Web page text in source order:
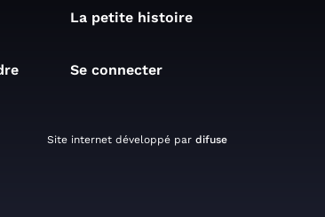
La petite histoire
Se connecter
Site internet développé par difuse